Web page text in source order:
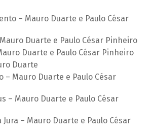
– Mauro Duarte e Paulo César
Duarte e Paulo César Pinheiro
Duarte e Paulo César Pinheiro
Duarte
– Mauro Duarte e Paulo César
– Mauro Duarte e Paulo César
Jura – Mauro Duarte e Paulo César